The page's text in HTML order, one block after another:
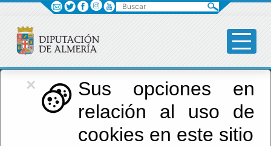
×
Sus opciones en
relación al uso de
cookies en este sitio
Diputación
Menú Diputación
Buscar